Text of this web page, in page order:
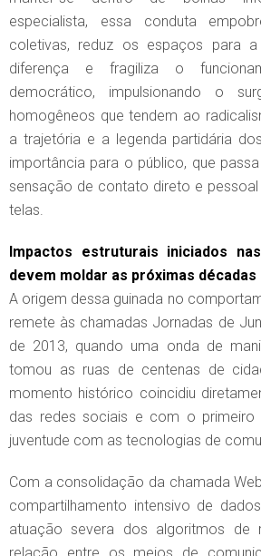
especialista, essa conduta
coletivas, reduz os espaços para
diferença e fragiliza o
democrático, impulsionando o
homogêneos que tendem ao
a trajetória e a legenda partidária
importância para o público, que
sensação de contato direto e
telas.
Impactos estruturais iniciados
devem moldar as próximas décadas
A origem dessa guinada no
remete às chamadas Jornadas de
de 2013, quando uma onda de
tomou as ruas de centenas de
momento histórico coincidiu
das redes sociais e com o
juventude com as tecnologias de
Com a consolidação da chamada
compartilhamento intensivo de
atuação severa dos algoritmos de